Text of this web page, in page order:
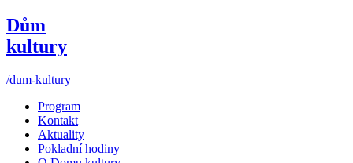
Dům
kultury
/dum-kultury
Program
Kontakt
Aktuality
Pokladní hodiny